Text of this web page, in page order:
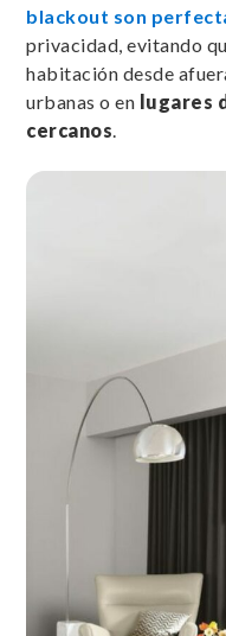
blackout son
privacidad, evitando
habitación desde
urbanas o en lugares
cercanos